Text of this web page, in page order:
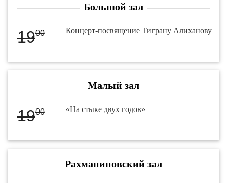
Большой зал
1900 Концерт-посвящение Тиграну Алиханову
Малый зал
1900 «На стыке двух годов»
Рахманиновский зал